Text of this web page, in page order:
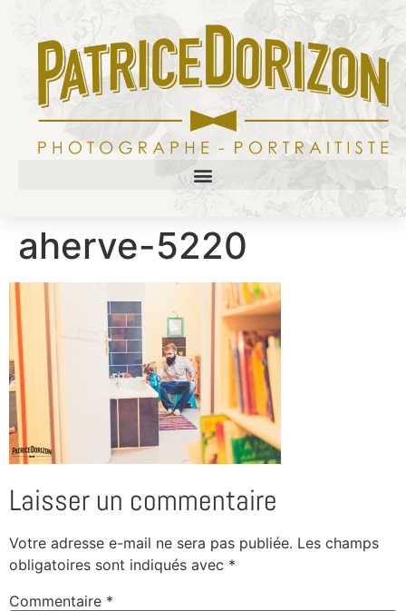
aherve-5220
Laisser un commentaire
Votre adresse e-mail ne sera pas publiée. Les champs
obligatoires sont indiqués avec *
Commentaire *